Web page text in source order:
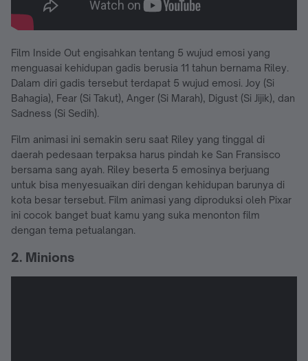
Film Inside Out engisahkan tentang 5 wujud emosi yang
menguasai kehidupan gadis berusia 11 tahun bernama Riley.
Dalam diri gadis tersebut terdapat 5 wujud emosi. Joy (Si
Bahagia), Fear (Si Takut), Anger (Si Marah), Digust (Si Jijik), dan
Sadness (Si Sedih).
Film animasi ini semakin seru saat Riley yang tinggal di
daerah pedesaan terpaksa harus pindah ke San Fransisco
bersama sang ayah. Riley beserta 5 emosinya berjuang
untuk bisa menyesuaikan diri dengan kehidupan barunya di
kota besar tersebut. Film animasi yang diproduksi oleh Pixar
ini cocok banget buat kamu yang suka menonton film
dengan tema petualangan.
2. Minions